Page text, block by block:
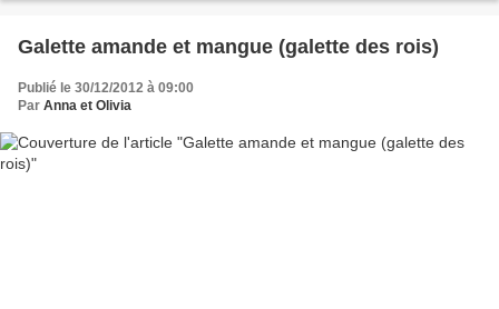
Galette amande et mangue (galette des rois)
Publié le 30/12/2012 à 09:00
Par Anna et Olivia